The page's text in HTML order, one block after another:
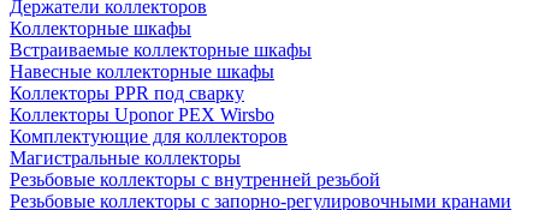
Держатели коллекторов
Коллекторные шкафы
Встраиваемые коллекторные шкафы
Навесные коллекторные шкафы
Коллекторы PPR под сварку
Коллекторы Uponor PEX Wirsbo
Комплектующие для коллекторов
Магистральные коллекторы
Резьбовые коллекторы с внутренней резьбой
Резьбовые коллекторы с запорно-регулировочными кранами